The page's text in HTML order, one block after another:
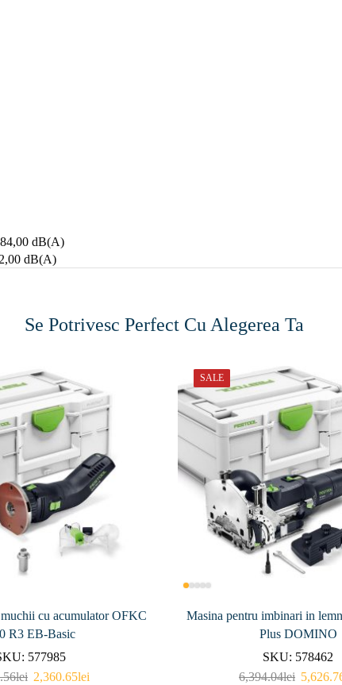
dB(A)
dB(A)
Se Potrivesc Perfect Cu Alegerea Ta
cu acumulator OFKC
R3 EB-Basic
577985
lei 2,360.65lei
SALE
Masina pentru imbinari in
Plus DOMINO
SKU: 578462
6,394.04lei